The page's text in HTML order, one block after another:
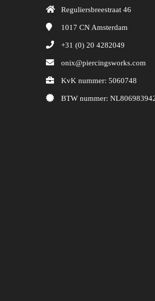
Reguliersbreestraat 46
1017 CN Amsterdam
+31 (0) 20 4282049
onix@piercingsworks.com
KvK nummer: 5060748
BTW nummer: